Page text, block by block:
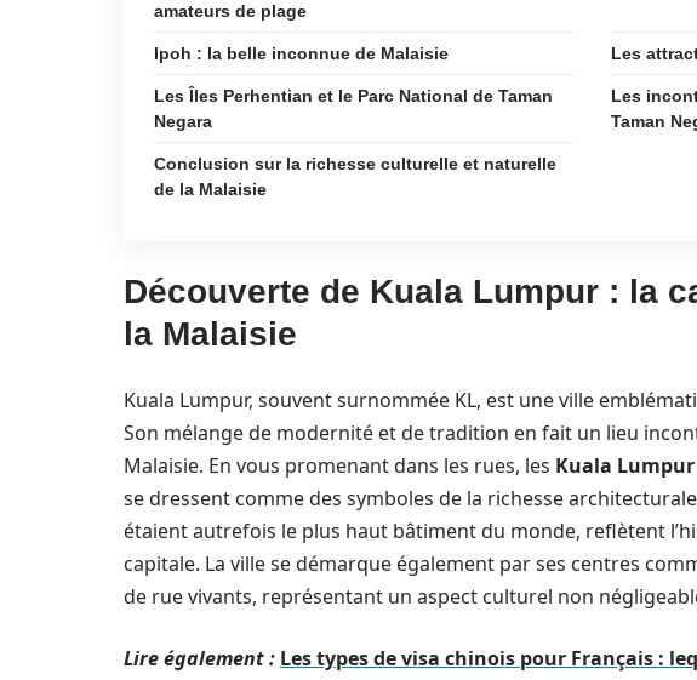
amateurs de plage
Ipoh : la belle inconnue de Malaisie Les
Les Îles Perhentian et le Parc National de Taman
Negara
Les
Taman
Conclusion sur la richesse culturelle et naturelle
de la Malaisie
Découverte de Kuala Lumpur : la
la Malaisie
Kuala Lumpur, souvent surnommée KL, est une ville
Son mélange de modernité et de tradition en fait un lieu
Malaisie. En vous promenant dans les rues, les Kuala
se dressent comme des symboles de la richesse
étaient autrefois le plus haut bâtiment du monde, reflètent
capitale. La ville se démarque également par ses centres
de rue vivants, représentant un aspect culturel non
Lire également : Les types de visa chinois pour Français :